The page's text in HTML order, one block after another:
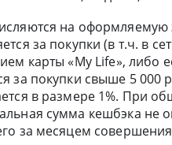
на
за покупки (в т.ч. в
карты «My Life», либо
за покупки свыше 5
в размере 1%. При
сумма кешбэка не
за месяцем